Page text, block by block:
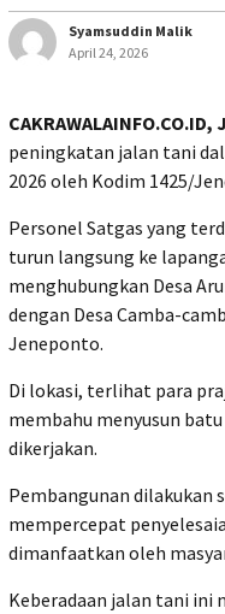
Syamsuddin Malik
April 24, 2026
CAKRAWALAINFO.CO.ID,
peningkatan jalan tani
2026 oleh Kodim 1425/
‎Personel Satgas yang
turun langsung ke
menghubungkan Desa
dengan Desa Camba-
Jeneponto.
‎Di lokasi, terlihat para
membahu menyusun
dikerjakan.
‎Pembangunan dilakukan
mempercepat
dimanfaatkan oleh
‎Keberadaan jalan tani ini